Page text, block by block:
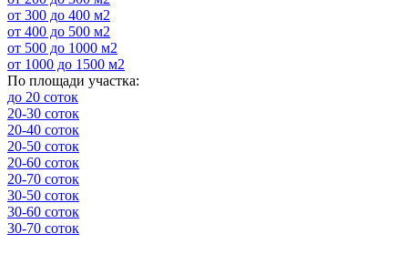
от 300 до 400 м2
от 400 до 500 м2
от 500 до 1000 м2
от 1000 до 1500 м2
По площади участка:
до 20 соток
20-30 соток
20-40 соток
20-50 соток
20-60 соток
20-70 соток
30-50 соток
30-60 соток
30-70 соток